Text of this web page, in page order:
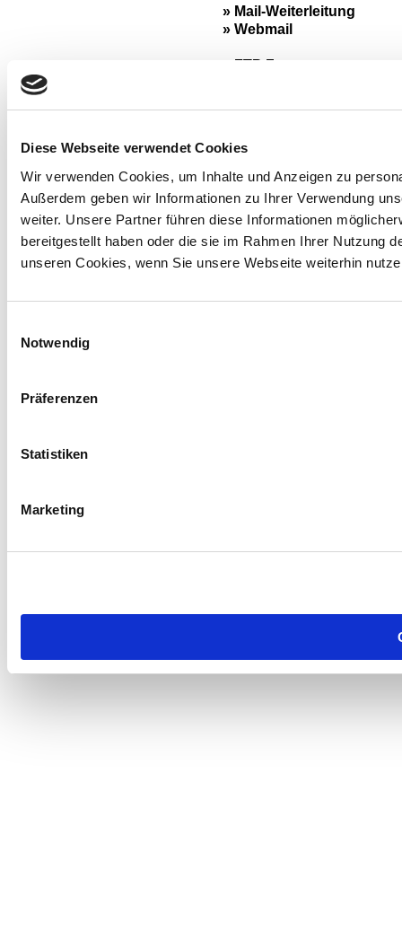
Diese Webseite verwendet Cookies
Wir verwenden Cookies, um Inhalte und Anzeigen zu
Außerdem geben wir Informationen zu Ihrer Verwendung
weiter. Unsere Partner führen diese Informationen
bereitgestellt haben oder die sie im Rahmen Ihrer Nutzung
unseren Cookies, wenn Sie unsere Webseite weiterhin
Notwendig
Präferenzen
Statistiken
Marketing
» Mail-Weiterleitung
» Webmail
» FTP Zugang
» Werbefrei
» Traffic
» bei einer Mindestvertragslaufzeit von 12 Monaten
» Anleitungen zu den einzelnen Optionen finden Sie im
STARTSEITE|AGB| WIDERRUFSRECHT|